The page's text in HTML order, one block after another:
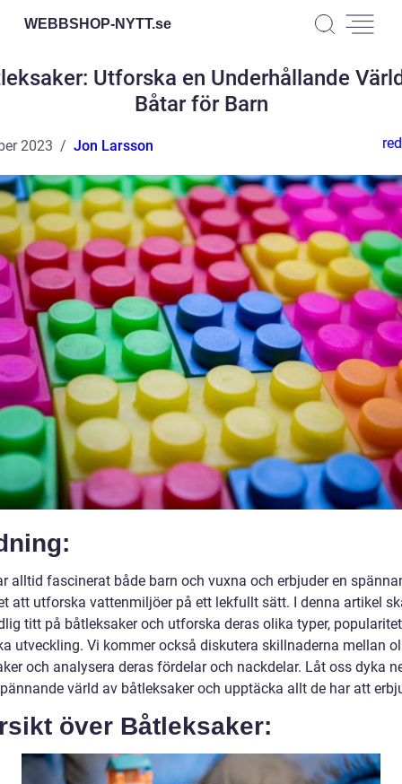
WEBBSHOP-NYTT.se
Utforska en Underhållande
Båtar för Barn
2023 Jon Larsson
alltid fascinerat både barn och vuxna och erbjuder en
att utforska vattenmiljöer på ett lekfullt sätt. I denna artikel
titt på båtleksaker och utforska deras olika typer,
utveckling. Vi kommer också diskutera skillnaderna mellan
och analysera deras fördelar och nackdelar. Låt oss dyka
värld av båtleksaker och upptäcka allt de har att
över Båtleksaker: